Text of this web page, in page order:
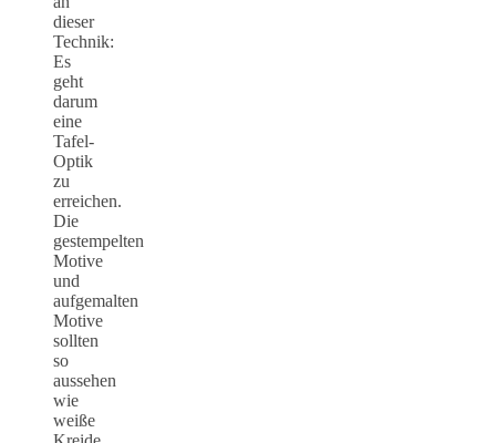
dieser
Technik:
Es
geht
darum
eine
Tafel-
Optik
zu
erreichen.
Die
gestempelten
Motive
und
aufgemalten
Motive
sollten
so
aussehen
wie
weiße